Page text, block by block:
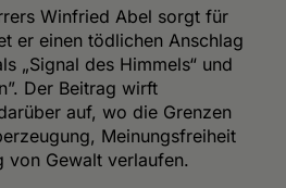
Winfried Abel sorgt für
er einen tödlichen Anschlag
„Signal des Himmels“ und
Der Beitrag wirft
auf, wo die Grenzen
Meinungsfreiheit
von Gewalt verlaufen.